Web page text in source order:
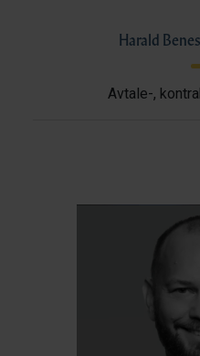
Harald
Avtale-,